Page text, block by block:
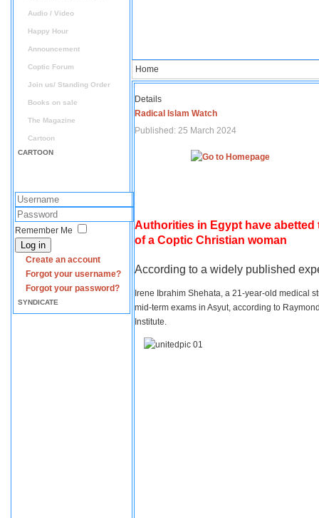
Audio / Video
Happy Hour
Announcement
Coptic Forum
Join us/ Standing Order
Books on sale
The Magazine
Cartoon
CARTOON
Remember Me
Log in
Create an account
Forgot your username?
Forgot your password?
SYNDICATE
Home
Details
Radical Islam Watch
Published: 25 March 2024
Authorities in Egypt have
of a Coptic Christian woman
According to a widely published
Irene Ibrahim Shehata, a 21-year-old medical
mid-term exams in Asyut, according to
Institute.